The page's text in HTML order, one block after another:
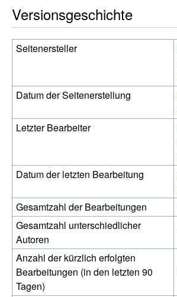
Versionsgeschichte
Seitenersteller
Datum der Seitenerstellung
Letzter Bearbeiter
Datum der letzten Bearbeitung
Gesamtzahl der Bearbeitungen
Gesamtzahl unterschiedlicher
Autoren
Anzahl der kürzlich erfolgten
Bearbeitungen (in den letzten 90
Tagen)